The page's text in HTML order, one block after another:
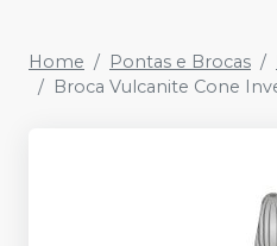
Home Pontas e Brocas
Broca Vulcanite Cone